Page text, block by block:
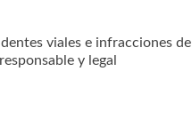
viales e infracciones de
y legal